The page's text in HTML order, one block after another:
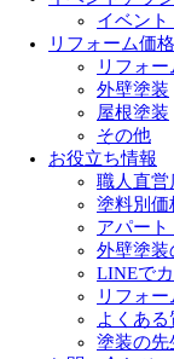
イベン
リフォーム価
リフォ
外壁塗装
屋根塗装
その他
お役立ち情報
職人直営
塗料別価
アパート
外壁塗装
LINEで
リフォ
よくある
塗装の先